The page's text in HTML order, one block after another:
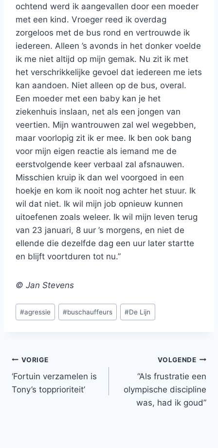
ochtend werd ik aangevallen door een moeder
met een kind. Vroeger reed ik overdag
zorgeloos met de bus rond en vertrouwde ik
iedereen. Alleen ’s avonds in het donker voelde
ik me niet altijd op mijn gemak. Nu zit ik met
het verschrikkelijke gevoel dat iedereen me iets
kan aandoen. Niet alleen op de bus, overal.
Een moeder met een baby kan je het
ziekenhuis inslaan, net als een jongen van
veertien. Mijn wantrouwen zal wel wegebben,
maar voorlopig zit ik er mee. Ik ben ook bang
voor mijn eigen reactie als iemand me de
eerstvolgende keer verbaal zal afsnauwen.
Misschien kruip ik dan wel voorgoed in een
hoekje en kom ik nooit nog achter het stuur. Ik
wil dat niet. Ik wil mijn job opnieuw kunnen
uitoefenen zoals weleer. Ik wil mijn leven terug
van 23 januari, 8 uur ’s morgens, en niet de
ellende die dezelfde dag een uur later startte
en blijft voortduren tot nu.”
© Jan Stevens
Bericht
tags:
#agressie #buschauffeurs #De Lijn
Bericht
navigatie
VORIGE
‘Fortuin verzamelen is
Tony’s topprioriteit’
VOLGENDE
“Als frustratie een
olympische discipline
was, had ik goud”